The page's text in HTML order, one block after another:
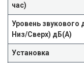
час)
Уровень
Низ/Сверх) дБ(А)
Установка